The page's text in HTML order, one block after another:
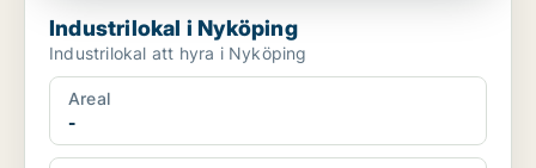
Industrilokal i Nyköping
Industrilokal att hyra i Nyköping
Areal
-